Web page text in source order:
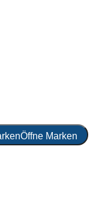
Öffne Marken